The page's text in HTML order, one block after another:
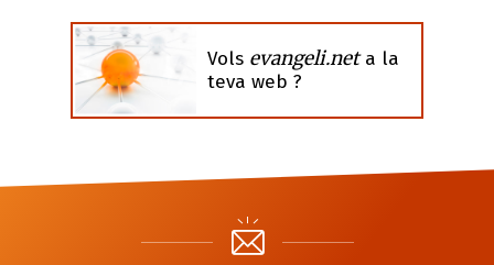
Vols evangeli.neta la
teva web ?